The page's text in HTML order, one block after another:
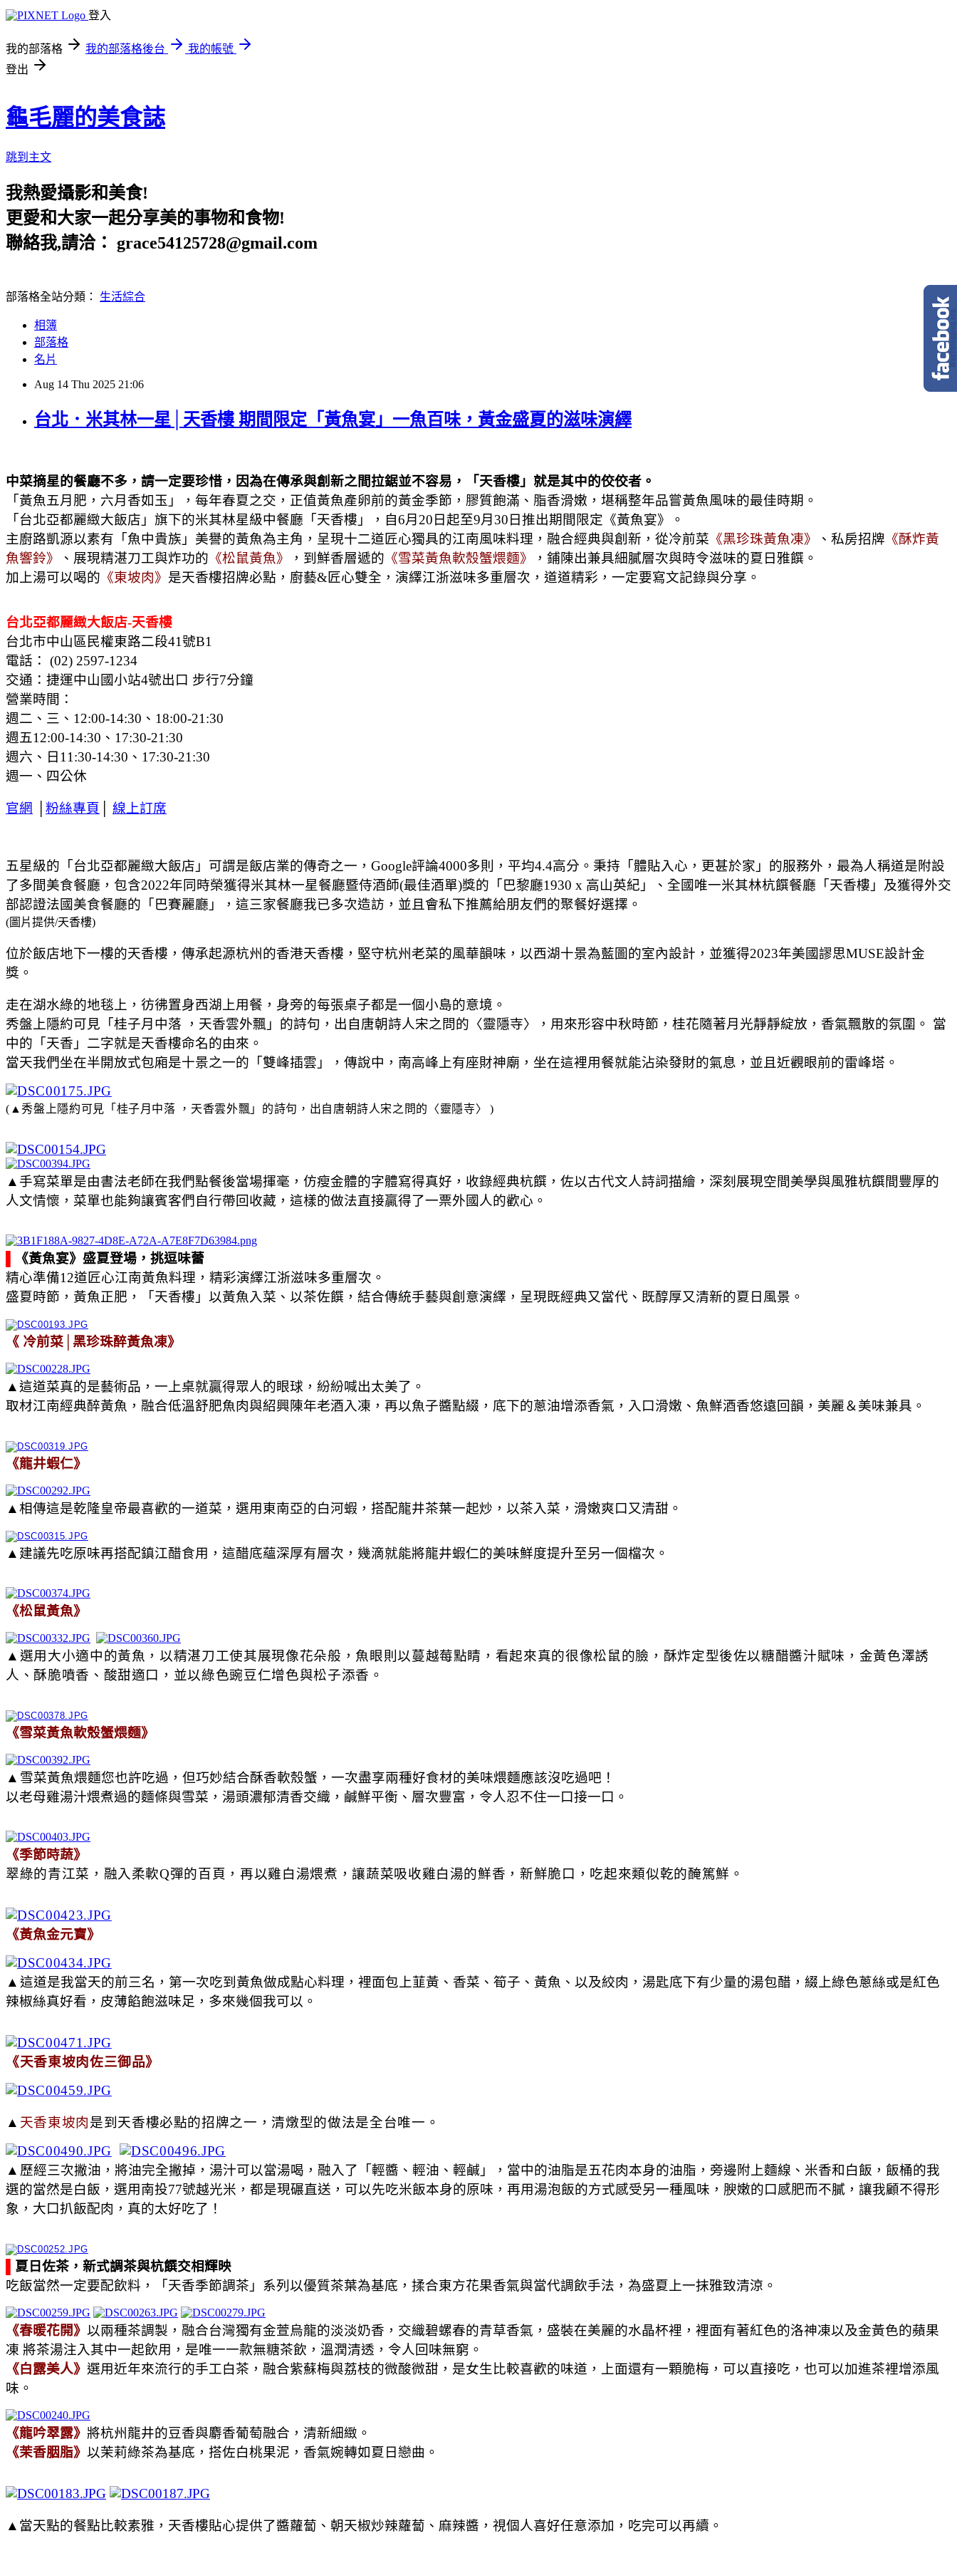
登入
我的部落格 我的部落格後台
我的帳號
登出
龜毛麗的美食誌
跳到主文
我熱愛攝影和美食!
更愛和大家一起分享美的事物和食物!
聯絡我,請洽： grace54125728@gmail.com
部落格全站分類： 生活綜合
相簿
部落格
名片
Aug 14 Thu 2025 21:06
台北．米其林一星│天香樓 期間限定「黃魚宴」一魚百味，黃金盛夏的滋味演繹
中菜摘星的餐廳不多，請一定要珍惜，因為在傳承與創新之間拉鋸並不容易，「天香樓」就是其中的佼佼者。
「黃魚五月肥，六月香如玉」，每年春夏之交，正值黃魚產卵前的黃金季節，膠質飽滿、脂香滑嫩，堪稱整年品嘗黃魚風味的最佳時期。
「台北亞都麗緻大飯店」旗下的米其林星級中餐廳「天香樓」，自6月20日起至9月30日推出期間限定《黃魚宴》。
主廚路凱源以素有「魚中貴族」美譽的黃魚為主角，呈現十二道匠心獨具的江南風味料理，融合經典與創新，從冷前菜 《黑珍珠黃魚凍》 、私房招牌 《酥炸黃
魚響鈴》
、展現精湛刀工與炸功的 《松鼠黃魚》 ，到鮮香層遞的 《雪菜黃魚軟殼蟹煨麵》
，鋪陳出兼具細膩層次與時令滋味的夏日雅饌。
加上湯可以喝的 《東坡肉》 是天香樓招牌必點，廚藝&匠心雙全，演繹江浙滋味多重層次，道道精彩，一定要寫文記錄與分享。
台北亞都麗緻大飯店-天香樓
台北市中山區民權東路二段41號B1
電話： (02) 2597-1234
交通：捷運中山國小站4號出口 步行7分鐘
營業時間：
週二、三、12:00-14:30、18:00-21:30
週五12:00-14:30、17:30-21:30
週六、日11:30-14:30、17:30-21:30
週一、四公休
官網 粉絲專頁 線上訂席
五星級的「台北亞都麗緻大飯店」可謂是飯店業的傳奇之一，Google評論4000多則，平均4.4高分。秉持「體貼入心，更甚於家」的服務外，最為人稱道是附設
了多間美食餐廳，包含2022年同時榮獲得米其林一星餐廳暨侍酒師(最佳酒單)獎的「巴黎廳1930 x 高山英紀」、全國唯一米其林杭饌餐廳「天香樓」及獲得外交
部認證法國美食餐廳的「巴賽麗廳」，這三家餐廳我已多次造訪，並且會私下推薦給朋友們的聚餐好選擇。
(圖片提供/天香樓)
位於飯店地下一樓的天香樓，傳承起源杭州的香港天香樓，堅守杭州老菜的風華韻味，以西湖十景為藍圖的室內設計，並獲得2023年美國謬思MUSE設計金
獎。
走在湖水綠的地毯上，彷彿置身西湖上用餐，身旁的每張桌子都是一個小島的意境。
秀盤上隱約可見「桂子月中落 ，天香雲外飄」的詩句，出自唐朝詩人宋之問的〈靈隱寺〉，用來形容中秋時節，桂花隨著月光靜靜綻放，香氣飄散的氛圍。 當
中的「天香」二字就是天香樓命名的由來。
當天我們坐在半開放式包廂是十景之一的「雙峰插雲」，傳說中，南高峰上有座財神廟，坐在這裡用餐就能沾染發財的氣息，並且近觀眼前的雷峰塔。
( ▲秀盤上隱約可見「桂子月中落 ，天香雲外飄」的詩句，出自唐朝詩人宋之問的〈靈隱寺〉 )
▲手寫菜單是由書法老師在我們點餐後當場揮毫，仿瘦金體的字體寫得真好，收錄經典杭饌，佐以古代文人詩詞描繪，深刻展現空間美學與風雅杭饌間豐厚的
人文情懷，菜單也能夠讓賓客們自行帶回收藏，這樣的做法直接贏得了一票外國人的歡心。
《黃魚宴》盛夏登場，挑逗味蕾
精心準備12道匠心江南黃魚料理，精彩演繹江浙滋味多重層次。
盛夏時節，黃魚正肥，「天香樓」以黃魚入菜、以茶佐饌，結合傳統手藝與創意演繹，呈現既經典又當代、既醇厚又清新的夏日風景。
《 冷前菜│黑珍珠醉黃魚凍》
▲這道菜真的是藝術品，一上桌就贏得眾人的眼球，紛紛喊出太美了。
取材江南經典醉黃魚，融合低溫舒肥魚肉與紹興陳年老酒入凍，再以魚子醬點綴，底下的蔥油增添香氣，入口滑嫩、魚鮮酒香悠遠回韻，美麗＆美味兼具。
《龍井蝦仁》
▲相傳這是乾隆皇帝最喜歡的一道菜，選用東南亞的白河蝦，搭配龍井茶葉一起炒，以茶入菜，滑嫩爽口又清甜。
▲建議先吃原味再搭配鎮江醋食用，這醋底蘊深厚有層次，幾滴就能將龍井蝦仁的美味鮮度提升至另一個檔次。
《松鼠黃魚》
▲選用大小適中的黃魚，以精湛刀工使其展現像花朵般，魚眼則以蔓越莓點睛，看起來真的很像松鼠的臉，酥炸定型後佐以糖醋醬汁賦味，金黃色澤誘
人、酥脆噴香、酸甜適口，並以綠色豌豆仁增色與松子添香。
《雪菜黃魚軟殼蟹煨麵》
▲ 雪菜黃魚煨麵您也許吃過，但巧妙結合酥香軟殼蟹，一次盡享兩種好食材的美味煨麵應該沒吃過吧！
以老母雞湯汁煨煮過的麵條與雪菜，湯頭濃郁清香交織，鹹鮮平衡、層次豐富，令人忍不住一口接一口。
《季節時蔬》
翠綠的青江菜，融入柔軟Q彈的百頁，再以雞白湯煨煮，讓蔬菜吸收雞白湯的鮮香，新鮮脆口，吃起來類似乾的醃篤鮮。
《黃魚金元寶》
▲ 這道是我當天的前三名，第一次吃到黃魚做成點心料理，裡面包上韮黃、香菜、筍子、黃魚、以及絞肉，湯匙底下有少量的湯包醋，綴上綠色蔥絲或是紅色
辣椒絲真好看，皮薄餡飽滋味足，多來幾個我可以。
《天香東坡肉佐三御品》
▲ 天香東坡肉是到天香樓必點的招牌之一，清燉型的做法是全台唯一。
▲ 歷經三次撇油，將油完全撇掉，湯汁可以當湯喝，融入了「輕醬、輕油、輕鹹」，當中的油脂是五花肉本身的油脂，旁邊附上麵線、米香和白飯，飯桶的我
選的當然是白飯，選用南投77號越光米，都是現碾直送，可以先吃米飯本身的原味，再用湯泡飯的方式感受另一種風味，腴嫩的口感肥而不膩，讓我顧不得形
象，大口扒飯配肉，真的太好吃了！
夏日佐茶，新式調茶與杭饌交相輝映
吃飯當然一定要配飲料，「天香季節調茶」系列以優質茶葉為基底，揉合東方花果香氣與當代調飲手法，為盛夏上一抹雅致清涼。
《春暖花開》 以兩種茶調製，融合台灣獨有金萱烏龍的淡淡奶香，交織碧螺春的青草香氣，盛裝在美麗的水晶杯裡，裡面有著紅色的洛神凍以及金黃色的蘋果
凍 將茶湯注入其中一起飲用，是唯一一款無糖茶飲，溫潤清透，令人回味無窮。
《白露美人》 選用近年來流行的手工白茶，融合紫蘇梅與荔枝的微酸微甜，是女生比較喜歡的味道，上面還有一顆脆梅，可以直接吃，也可以加進茶裡增添風
味。
《龍吟翠露》 將杭州龍井的豆香與麝香葡萄融合，清新細緻。
《茉香胭脂》 以茉莉綠茶為基底，搭佐白桃果泥，香氣婉轉如夏日戀曲。
▲當天點的餐點比較素雅，天香樓貼心提供了醬蘿蔔、朝天椒炒辣蘿蔔、麻辣醬，視個人喜好任意添加，吃完可以再續。